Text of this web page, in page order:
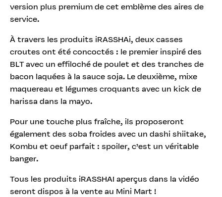
version plus premium de cet emblème des aires de
service.
À travers les produits iRASSHAi, deux casses
croutes ont été concoctés : le premier inspiré des
BLT avec un effiloché de poulet et des tranches de
bacon laquées à la sauce soja. Le deuxième, mixe
maquereau et légumes croquants avec un kick de
harissa dans la mayo.
Pour une touche plus fraîche, ils proposeront
également des soba froides avec un dashi shiitake,
Kombu et oeuf parfait : spoiler, c’est un véritable
banger.
Tous les produits iRASSHAI aperçus dans la vidéo
seront dispos à la vente au Mini Mart !